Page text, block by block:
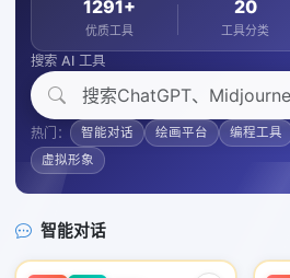
1291+
优质工具
20
工具分类
搜索 AI 工具
热门： 智能对话 绘画平台 编程工具
虚拟形象
智能对话